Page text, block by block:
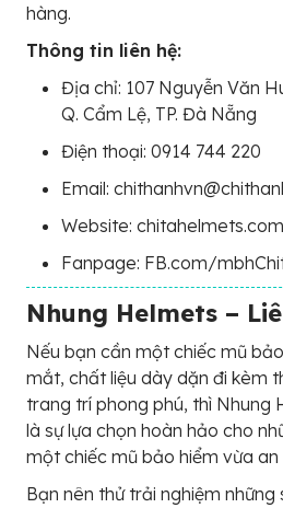
hàng.
Thông tin liên hệ:
Địa chỉ: 107 Nguyễn Văn
Q. Cẩm Lệ, TP. Đà Nẵng
Điện thoại: 0914 744 220
Email:
Website: chitahelmets.com
Fanpage: FB.com/
Nhung Helmets –
Nếu bạn cần một chiếc mũ
mắt, chất liệu dày dặn đi kèm
trang trí phong phú, thì Nhung
là sự lựa chọn hoàn hảo cho
một chiếc mũ bảo hiểm vừa
Bạn nên thử trải nghiệm